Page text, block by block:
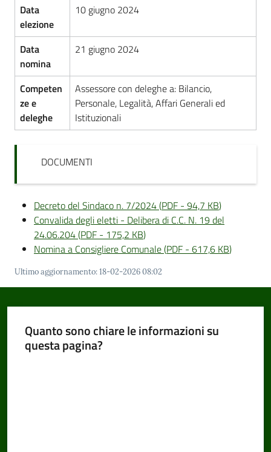
Data
elezione
10 giugno 2024
Data
nomina
21 giugno 2024
Competen
ze e
deleghe
Assessore con deleghe a: Bilancio,
Personale, Legalità, Affari Generali ed
Istituzionali
DOCUMENTI
Decreto del Sindaco n. 7/2024(PDF - 94,7 KB)
Convalida degli eletti - Delibera di C.C. N. 19 del
24.06.204(PDF - 175,2 KB)
Nomina a Consigliere Comunale(PDF - 617,6 KB)
Ultimo aggiornamento:18-02-2026 08:02
Quanto sono chiare le informazioni su
questa pagina?